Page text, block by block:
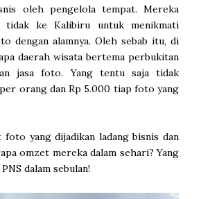
oleh pengelola tempat. Mereka
ke Kalibiru untuk menikmati
dengan alamnya. Oleh sebab itu, di
daerah wisata bertema perbukitan
jasa foto. Yang tentu saja tidak
orang dan Rp 5.000 tiap foto yang
foto yang dijadikan ladang bisnis dan
omzet mereka dalam sehari? Yang
dalam sebulan!